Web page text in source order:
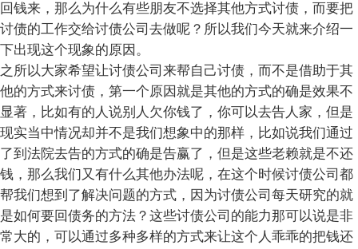
回钱来，那么为什么有些朋友不选择其他方式讨债，而要把
讨债的工作交给讨债公司去做呢？所以我们今天就来介绍一
下出现这个现象的原因。
之所以大家希望让讨债公司来帮自己讨债，而不是借助于其
他的方式来讨债，第一个原因就是其他的方式的确是效果不
显著，比如有的人说别人欠你钱了，你可以去告人家，但是
现实当中情况却并不是我们想象中的那样，比如说我们通过
了到法院去告的方式的确是告赢了，但是这些老赖就是不还
钱，那么我们又有什么其他办法呢，在这个时候讨债公司都
帮我们想到了解决问题的方式，因为讨债公司每天研究的就
是如何要回债务的方法？这些讨债公司的能力那可以说是非
常大的，可以通过多种多样的方式来让这个人乖乖的把钱还